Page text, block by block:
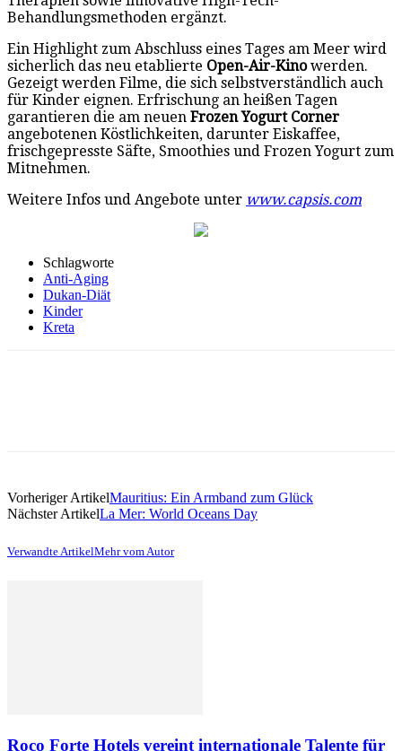
Behandlungsmethoden ergänzt.
Ein Highlight zum Abschluss eines Tages am Meer wird
sicherlich das neu etablierte Open-Air-Kinowerden.
Gezeigt werden Filme, die sich selbstverständlich auch
für Kinder eignen. Erfrischung an heißen Tagen
garantieren die am neuen Frozen Yogurt Corner
angebotenen Köstlichkeiten, darunter Eiskaffee,
frischgepresste Säfte, Smoothies und Frozen Yogurt zum
Mitnehmen.
Weitere Infos und Angebote unter www.capsis.com
Schlagworte
Anti-Aging
Dukan-Diät
Kinder
Kreta
Vorheriger ArtikelMauritius: Ein Armband zum Glück
Nächster ArtikelLa Mer: World Oceans Day
Verwandte ArtikelMehr vom Autor
Roco Forte Hotels vereint internationale Talente für